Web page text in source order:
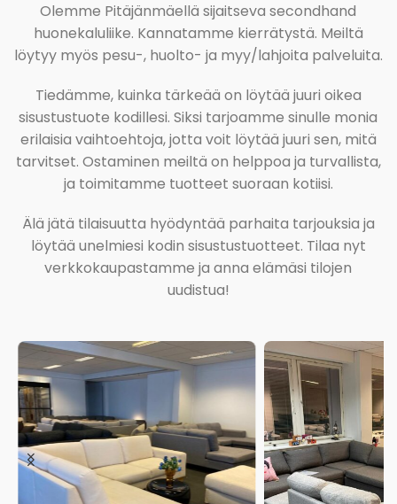
Olemme Pitäjänmäellä sijaitseva secondhand
huonekaluliike. Kannatamme kierrätystä. Meiltä
löytyy myös pesu-, huolto- ja myy/lahjoita palveluita.
Tiedämme, kuinka tärkeää on löytää juuri oikea
sisustustuote kodillesi. Siksi tarjoamme sinulle monia
erilaisia vaihtoehtoja, jotta voit löytää juuri sen, mitä
tarvitset. Ostaminen meiltä on helppoa ja turvallista,
ja toimitamme tuotteet suoraan kotiisi.
Älä jätä tilaisuutta hyödyntää parhaita tarjouksia ja
löytää unelmiesi kodin sisustustuotteet. Tilaa nyt
verkkokaupastamme ja anna elämäsi tilojen
uudistua!